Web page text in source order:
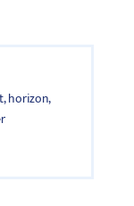
horizon,